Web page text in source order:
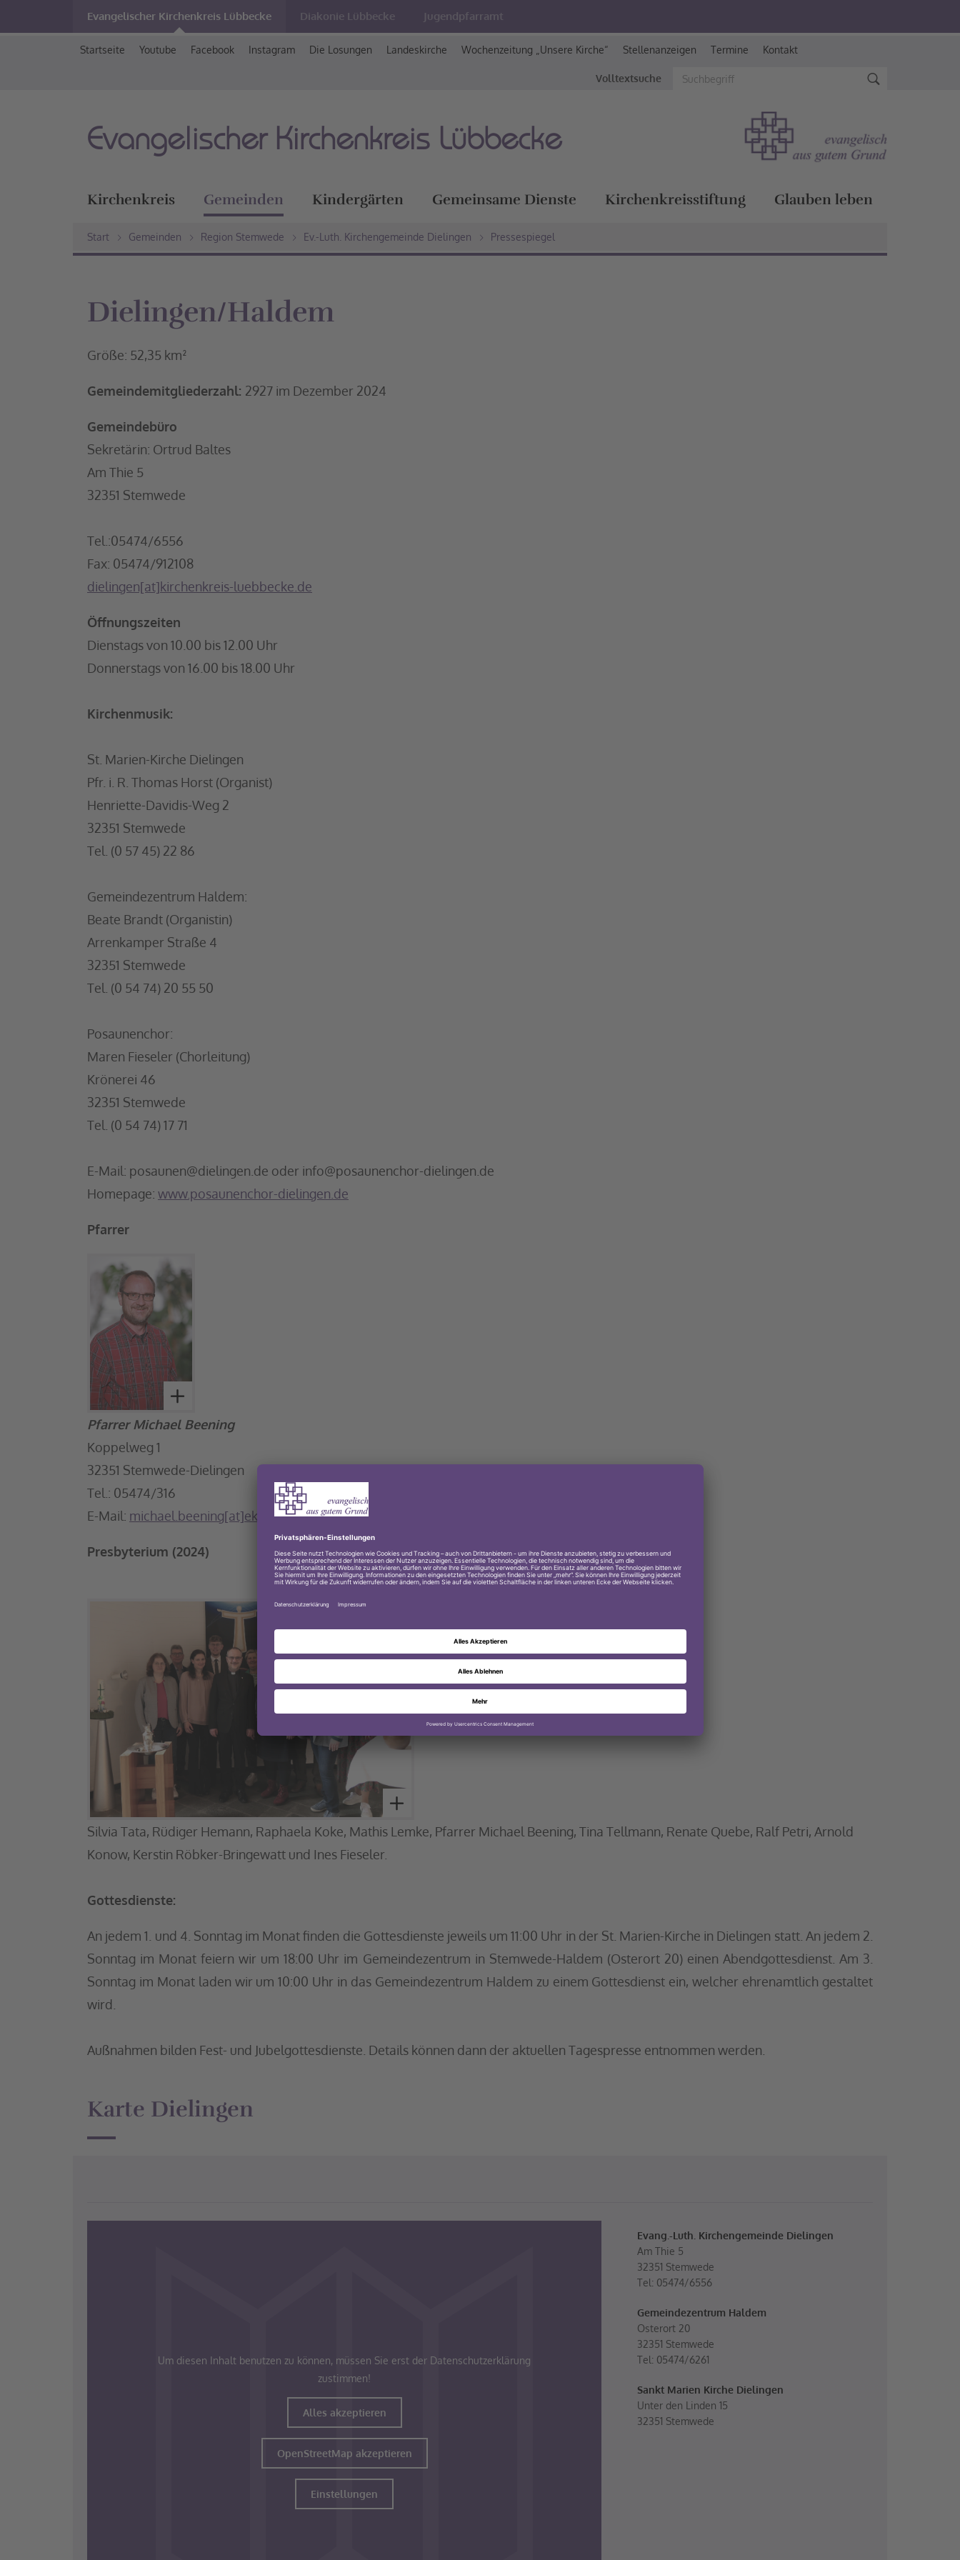
Evangelischer Kirchenkreis Lübbecke Diakonie Lübbecke Jugendpfarramt
Startseite Youtube Facebook Instagram Die Losungen Landeskirche Wochenzeitung „Unsere Kirche“ Stellenanzeigen Termine Kontakt
Volltextsuche
Evangelischer Kirchenkreis Lübbecke
Kirchenkreis Gemeinden Kindergärten Gemeinsame Dienste Kirchenkreisstiftung Glauben leben
Start Gemeinden Region Stemwede Ev.-Luth. Kirchengemeinde Dielingen Pressespiegel
Dielingen/Haldem
Größe: 52,35 km²
Gemeindemitgliederzahl: 2927 im Dezember 2024
Gemeindebüro
Sekretärin: Ortrud Baltes
Am Thie 5
32351 Stemwede
Tel.:05474/6556
Fax: 05474/912108
dielingen[at]kirchenkreis-luebbecke.de
Öffnungszeiten
Dienstags von 10.00 bis 12.00 Uhr
Donnerstags von 16.00 bis 18.00 Uhr
Kirchenmusik:
St. Marien-Kirche Dielingen
Pfr. i. R. Thomas Horst (Organist)
Henriette-Davidis-Weg 2
32351 Stemwede
Tel. (0 57 45) 22 86
Gemeindezentrum Haldem:
Beate Brandt (Organistin)
Arrenkamper Straße 4
32351 Stemwede
Tel. (0 54 74) 20 55 50
Posaunenchor:
Maren Fieseler (Chorleitung)
Krönerei 46
32351 Stemwede
Tel. (0 54 74) 17 71
E-Mail: posaunen@dielingen.de oder info@posaunenchor-dielingen.de
Homepage: www.posaunenchor-dielingen.de
Pfarrer
Pfarrer Michael Beening
Koppelweg 1
32351 Stemwede-Dielingen
Tel.: 05474/316
E-Mail: michael.beening[at]ekvw.de
Presbyterium (2024)
Silvia Tata, Rüdiger Hemann, Raphaela Koke, Mathis Lemke, Pfarrer Michael Beening, Tina Tellmann, Renate Quebe, Ralf Petri, Arnold
Konow, Kerstin Röbker-Bringewatt und Ines Fieseler.
Gottesdienste:
An jedem 1. und 4. Sonntag im Monat finden die Gottesdienste jeweils um 11:00 Uhr in der St. Marien-Kirche in Dielingen statt. An jedem 2.
Sonntag im Monat feiern wir um 18:00 Uhr im Gemeindezentrum in Stemwede-Haldem (Osterort 20) einen Abendgottesdienst. Am 3.
Sonntag im Monat laden wir um 10:00 Uhr in das Gemeindezentrum Haldem zu einem Gottesdienst ein, welcher ehrenamtlich gestaltet
wird.
Außnahmen bilden Fest- und Jubelgottesdienste. Details können dann der aktuellen Tagespresse entnommen werden.
Karte Dielingen
Um diesen Inhalt benutzen zu können, müssen Sie erst der Datenschutzerklärung
zustimmen!
Alles akzeptieren
OpenStreetMap akzeptieren
Einstellungen
Evang.-Luth. Kirchengemeinde Dielingen
Am Thie 5
32351 Stemwede
Tel: 05474/6556
Gemeindezentrum Haldem
Osterort 20
32351 Stemwede
Tel: 05474/6261
Sankt Marien Kirche Dielingen
Unter den Linden 15
32351 Stemwede